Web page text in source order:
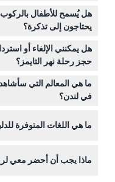
تغادر معظم الرحلات من
إيمبانكمنت، فيستيفال،
السياحية الشهيرة التي
هل يُسمح للأطفال
يحتاجون إلى تذكرة؟
يمكن للأطفال دون سن
عمره 18 سنة أو أكثر.
هل يمكنني الإلغاء أو
حجز رحلة نهر التايمز؟
التذاكر غير قابلة
التاريخ المحجوز، لذا
ما هي المعالم التي
في لندن؟
تيت مودرن، برج لندن،
ما هي اللغات المتوفرة
الإنجليزية، الهولندية،
ماذا يجب أن أحضر معي